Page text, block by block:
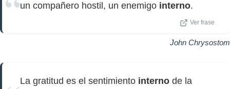
un compañero hostil, un enemigo interno.
Ver frase
John Chrysostom
La gratitud es el sentimiento interno de la